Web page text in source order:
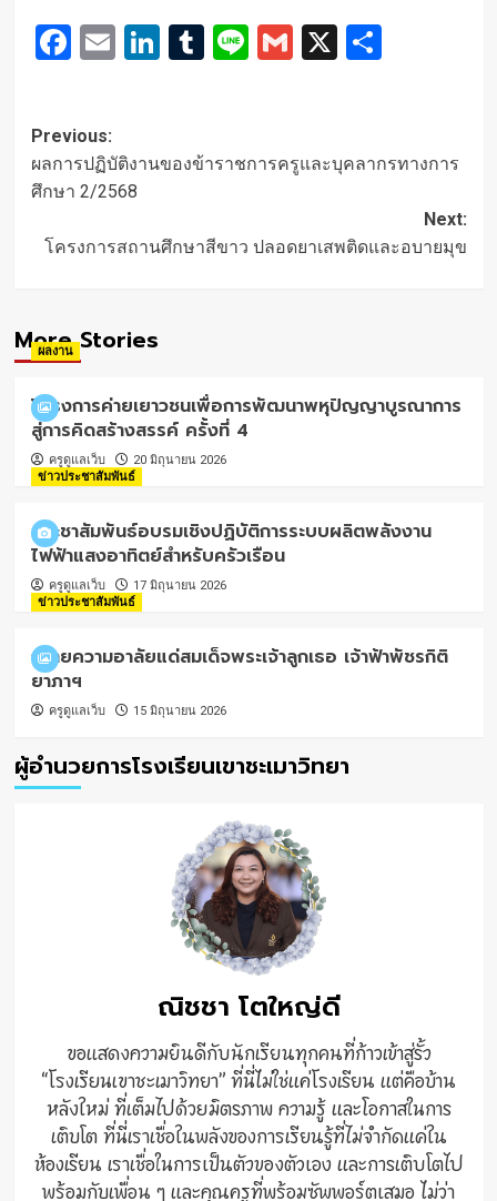
Facebook
Email
LinkedIn
Tumblr
LineGmail
X Share
Post
navigation
Previous:
ผลการปฏิบัติงานของข้าราชการครูและบุคลากรทางการ
ศึกษา 2/2568
Next:
โครงการสถานศึกษาสีขาว ปลอดยาเสพติดและอบายมุข
More Stories
ผลงาน
โครงการค่ายเยาวชนเพื่อการพัฒนาพหุปัญญาบูรณาการ
สู่การคิดสร้างสรรค์ ครั้งที่ 4
ครูดูแลเว็บ
20 มิถุนายน 2026
ข่าวประชาสัมพันธ์
ประชาสัมพันธ์อบรมเชิงปฏิบัติการระบบผลิตพลังงาน
ไฟฟ้าแสงอาทิตย์สำหรับครัวเรือน
ครูดูแลเว็บ
17 มิถุนายน 2026
ข่าวประชาสัมพันธ์
ถวายความอาลัยแด่สมเด็จพระเจ้าลูกเธอ เจ้าฟ้าพัชรกิติ
ยาภาฯ
ครูดูแลเว็บ 15 มิถุนายน 2026
ผู้อำนวยการโรงเรียนเขาชะเมาวิทยา
ณิชชา โตใหญ่ดี
ขอแสดงความยินดีกับนักเรียนทุกคนที่ก้าวเข้าสู่รั้ว
“โรงเรียนเขาชะเมาวิทยา” ที่นี่ไม่ใช่แค่โรงเรียน แต่คือบ้าน
หลังใหม่ ที่เต็มไปด้วยมิตรภาพ ความรู้ และโอกาสในการ
เติบโต ที่นี่เราเชื่อในพลังของการเรียนรู้ที่ไม่จำกัดแค่ใน
ห้องเรียน เราเชื่อในการเป็นตัวของตัวเอง และการเติบโตไป
พร้อมกับเพื่อน ๆ และคุณครูที่พร้อมซัพพอร์ตเสมอ ไม่ว่า